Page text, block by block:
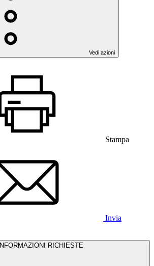
Vedi azioni
Stampa
Invia
INFORMAZIONI RICHIESTE